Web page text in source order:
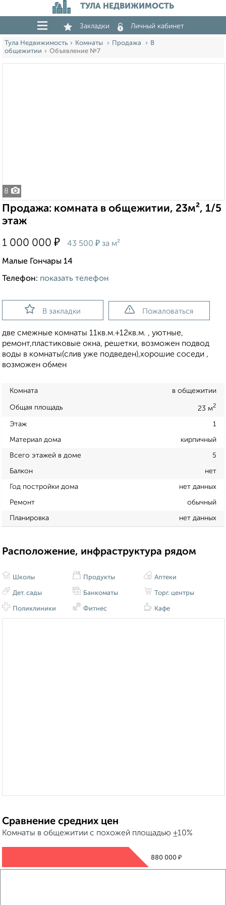
ТУЛА НЕДВИЖИМОСТЬ
Закладки Личный кабинет
Тула Недвижимость Комнаты Продажа
В
общежитии
Объявление №7
8
Продажа: комната в общежитии, 23м², 1/5
этаж
1 000 000 ₽ 43 500 ₽ за м²
Малые Гончары 14
Телефон: показать телефон
В закладки Пожаловаться
две смежные комнаты 11кв.м.+12кв.м. , уютные,
ремонт,пластиковые окна, решетки, возможен подвод
воды в комнаты(слив уже подведен),хорошие соседи ,
возможен обмен
Комната в общежитии
Общая площадь 23 м2
Этаж 1
Материал дома кирпичный
Всего этажей в доме 5
Балкон нет
Год постройки дома нет данных
Ремонт обычный
Планировка нет данных
Расположение, инфраструктура рядом
Школы
Дет. сады
Поликлиники
Продукты
Банкоматы
Фитнес
Аптеки
Торг. центры
Кафе
Сравнение средних цен
Комнаты в общежитии с похожей площадью ±10%
880 000 ₽